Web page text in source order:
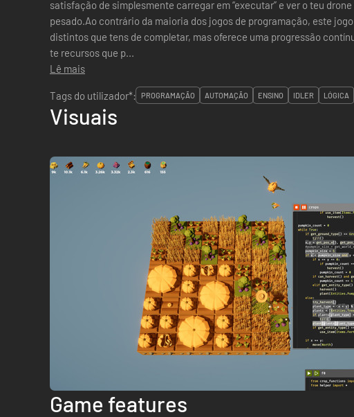
satisfação de simplesmente carregar em “executar” e ver o teu
pesado.Ao contrário da maioria dos jogos de programação, este
distintos que tens de completar, mas oferece uma progressão contínua. Trabalhar na quinta
te recursos que p...
Lê mais
Tags do utilizador*:
PROGRAMAÇÃO AUTOMAÇÃO ENSINO IDLER LÓGICA
Visuais
Game features